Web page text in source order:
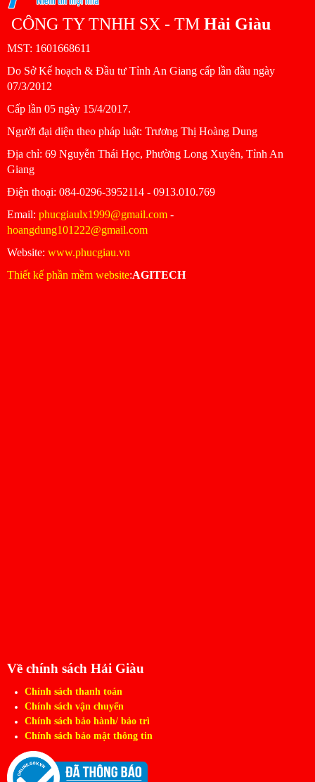
CÔNG TY TNHH SX - TM Hải Giàu
MST: 1601668611
Do Sở Kế hoạch & Đầu tư Tỉnh An Giang cấp lần đầu ngày
07/3/2012
Cấp lần 05 ngày 15/4/2017.
Người đại diện theo pháp luật: Trương Thị Hoàng Dung
Ðịa chỉ: 69 Nguyễn Thái Học, Phường Long Xuyên, Tỉnh An
Giang
Ðiện thoại: 084-0296-3952114 - 0913.010.769
Email: phucgiaulx1999@gmail.com -
hoangdung101222@gmail.com
Website: www.phucgiau.vn
Thiết kế phần mềm website:AGITECH
Về chính sách Hải Giàu
Chính sách thanh toán
Chính sách vận chuyển
Chính sách bảo hành/ bảo trì
Chính sách bảo mật thông tin